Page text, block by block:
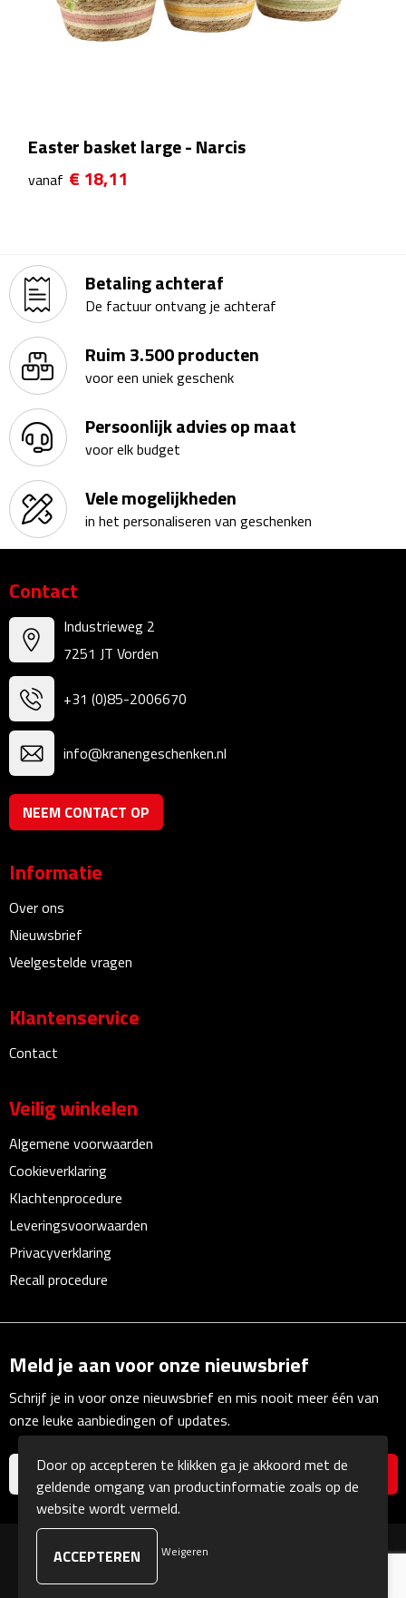
Kopjes & Mokken
Schoteltjes
Kantoor & Zakelijk
Agenda's & Kalenders
Agenda's
Kalenders
Beurs & Evenementen
Banners
Barmatten
Naambadges & naamkaarthouders
Stickers
Visitekaartjes
Vlaggen
Bureau Toebehoren
Bureauklokken
Bureau organizers
Bureau ventilatoren
Briefopeners
Gummen
Linialen
Magneten
Muismatten
Pennenhouders
Puntenslijpers
Rekenmachines
Document- & Schrijfmappen
Documentmappen
Easter basket large - Narcis
vanaf € 18,11
Betaling achteraf
De factuur ontvang je achteraf
Ruim 3.500 producten
voor een uniek geschenk
Persoonlijk advies op maat
voor elk budget
Vele mogelijkheden
in het personaliseren van geschenken
Contact
Industrieweg 2
7251 JT Vorden
+31 (0)85-2006670
info@kranengeschenken.nl
NEEM CONTACT OP
Informatie
Over ons
Nieuwsbrief
Veelgestelde vragen
Klantenservice
Contact
Veilig winkelen
Algemene voorwaarden
Cookieverklaring
Klachtenprocedure
Leveringsvoorwaarden
Privacyverklaring
Recall procedure
Meld je aan voor onze nieuwsbrief
Schrijf je in voor onze nieuwsbrief en mis nooit meer één van
onze leuke aanbiedingen of updates.
© Copyright Kranengeschenken 2026
Door op accepteren te klikken ga je akkoord met de
geldende omgang van productinformatie zoals op de
website wordt vermeld.
Weigeren